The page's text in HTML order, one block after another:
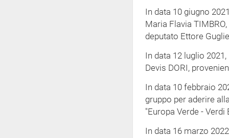
In data 10 giugno
Maria Flavia
deputato Ettore
In data 12 luglio
Devis DORI,
In data 10 febbraio
gruppo per aderire
"Europa Verde - Verdi
In data 16 marzo